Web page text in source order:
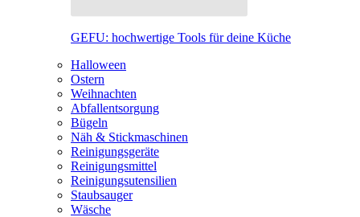
GEFU: hochwertige Tools für deine Küche
Halloween
Ostern
Weihnachten
Abfallentsorgung
Bügeln
Näh & Stickmaschinen
Reinigungsgeräte
Reinigungsmittel
Reinigungsutensilien
Staubsauger
Wäsche